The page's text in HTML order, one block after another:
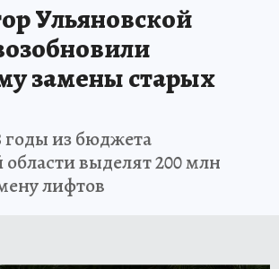
Ульяновской
замены старых
годы из бюджета
выделят 200 млн
лифтов